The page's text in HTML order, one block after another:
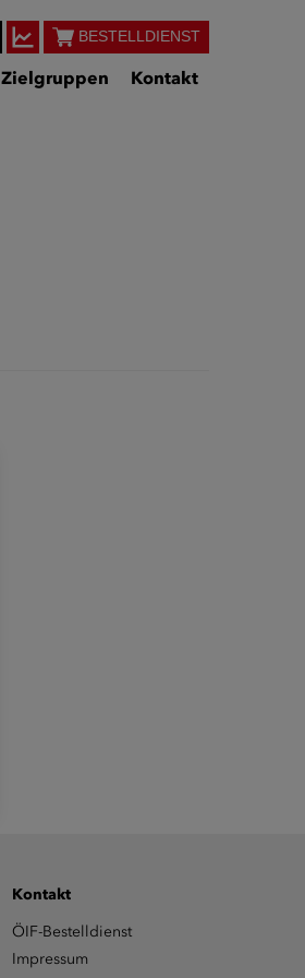
BESTELLDIENST
Zielgruppen Kontakt
Kontakt
ÖIF-Bestelldienst
Impressum